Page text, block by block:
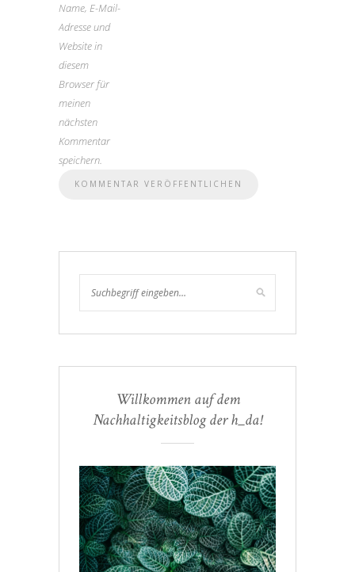
Name, E-Mail-
Adresse und
Website in
diesem
Browser für
meinen
nächsten
Kommentar
speichern.
Willkommen auf dem
Nachhaltigkeitsblog der h_da!